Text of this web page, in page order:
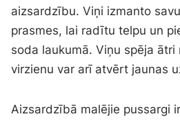
aizsardzību. Viņi izmanto
prasmes, lai radītu telpu un
soda laukumā. Viņu spēja ātri
virzienu var arī atvērt jaunas
Aizsardzībā malējie pussargi